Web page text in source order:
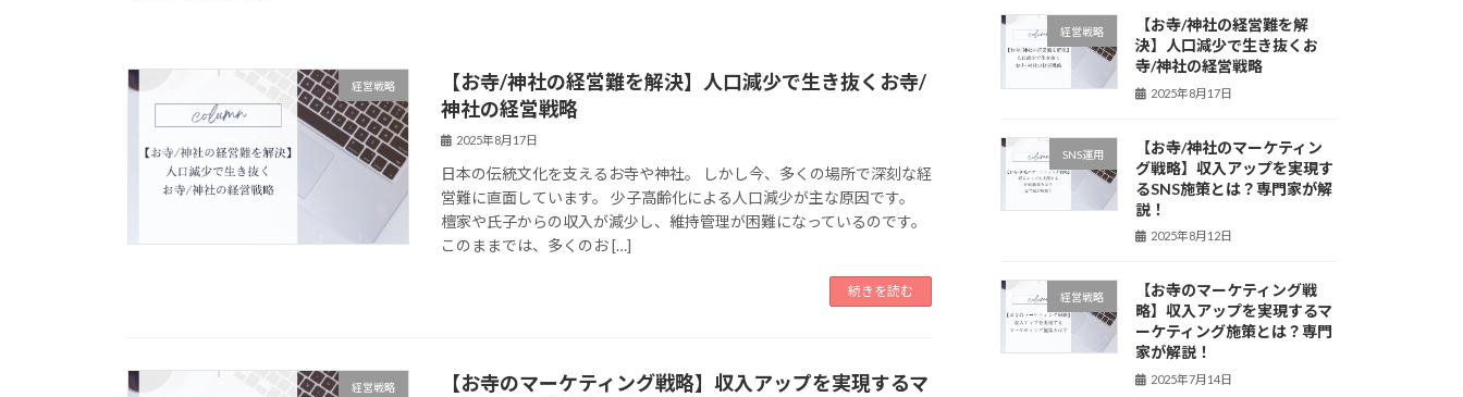
経営戦略
【お寺/神社の経営難を解決】人口減少で生き抜くお寺/
神社の経営戦略
2025年8月17日
日本の伝統文化を支えるお寺や神社。 しかし今、多くの場所で深刻な経
営難に直面しています。 少子高齢化による人口減少が主な原因です。
檀家や氏子からの収入が減少し、維持管理が困難になっているのです。
このままでは、多くのお […]
続きを読む
経営戦略
【お寺のマーケティング戦略】収入アップを実現するマ
経営戦略
【お寺/神社の経営難を解
決】人口減少で生き抜くお
寺/神社の経営戦略
2025年8月17日
SNS運用
【お寺/神社のマーケティン
グ戦略】収入アップを実現す
るSNS施策とは？専門家が解
説！
2025年8月12日
経営戦略
【お寺のマーケティング戦
略】収入アップを実現するマ
ーケティング施策とは？専門
家が解説！
2025年7月14日